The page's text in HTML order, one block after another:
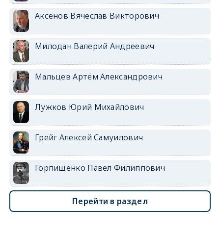
Аксёнов Вячеслав Викторович
Милодан Валерий Андреевич
Мальцев Артём Александрович
Лужков Юрий Михайлович
Грейг Алексей Самуилович
Горпищенко Павел Филиппович
Перейти в раздел